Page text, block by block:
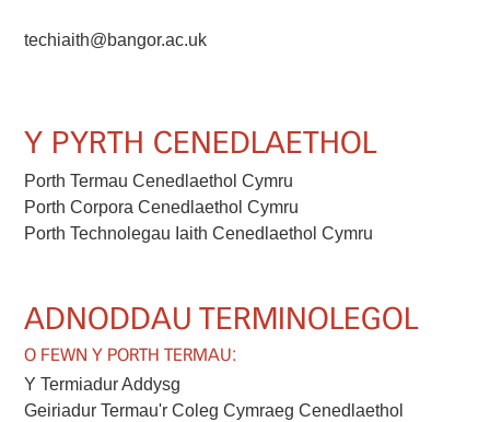
techiaith@bangor.ac.uk
Y PYRTH CENEDLAETHOL
Porth Termau Cenedlaethol Cymru
Porth Corpora Cenedlaethol Cymru
Porth Technolegau Iaith Cenedlaethol Cymru
ADNODDAU TERMINOLEGOL
O FEWN Y PORTH TERMAU:
Y Termiadur Addysg
Geiriadur Termau'r Coleg Cymraeg Cenedlaethol